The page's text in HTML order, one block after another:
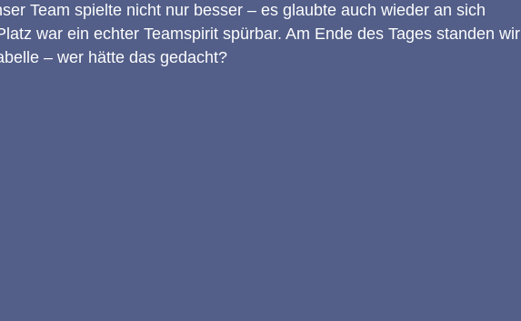
Team spielte nicht nur besser – es glaubte auch wieder an sich
war ein echter Teamspirit spürbar. Am Ende des Tages standen wir
– wer hätte das gedacht?